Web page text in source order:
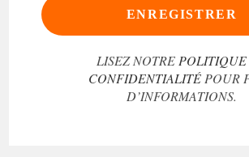
LISEZ NOTRE
CONFIDENTIALITÉ POUR
D’INFORMATIONS.